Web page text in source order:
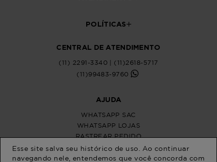
POLÍTICAS
CENTRAL DE ATENDIMENTO
(11) 2291-3340 | (11)2618-5717
(11)99483-9760
AJUDA
WHATSAPP SAC
WHATSAPP LOJAS
RASTREAR PEDIDO
SOLICITE SUA TROCA
PERGUNTAS FREQUENTES
Esse site salva seu histórico de uso. Ao continuar
navegando nele, entendemos que você concorda com